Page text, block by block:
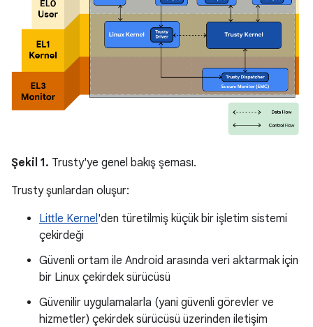
Şekil 1. Trusty'ye genel bakış şeması.
Trusty şunlardan oluşur:
Little Kernel 'den türetilmiş küçük bir işletim sistemi
çekirdeği
Güvenli ortam ile Android arasında veri aktarmak için
bir Linux çekirdek sürücüsü
Güvenilir uygulamalarla (yani güvenli görevler ve
hizmetler) çekirdek sürücüsü üzerinden iletişim